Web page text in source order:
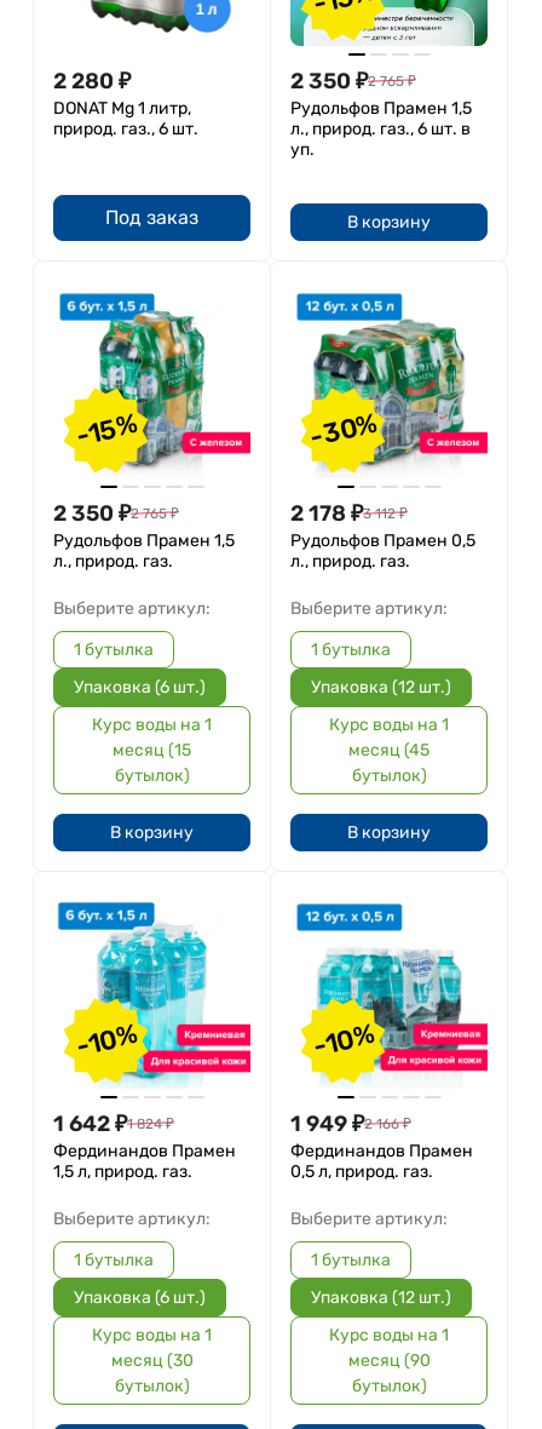
2 280 ₽
DONAT Mg 1 литр,
природ. газ., 6 шт.
Под заказ
2 350 ₽2 765 ₽
Рудольфов Прамен 1,5
л., природ. газ., 6 шт. в
уп.
В корзину
-15%
2 350 ₽2 765 ₽
Рудольфов Прамен 1,5
л., природ. газ.
Выберите артикул:
1 бутылка
Упаковка (6 шт.)
Курс воды на 1
месяц (15
бутылок)
В корзину
-30%
2 178 ₽3 112 ₽
Рудольфов Прамен 0,5
л., природ. газ.
Выберите артикул:
1 бутылка
Упаковка (12 шт.)
Курс воды на 1
месяц (45
бутылок)
В корзину
-10%
1 642₽1 824 ₽
Фердинандов Прамен
1,5 л, природ. газ.
Выберите артикул:
1 бутылка
Упаковка (6 шт.)
Курс воды на 1
месяц (30
бутылок)
-10%
1 949₽2 166 ₽
Фердинандов Прамен
0,5 л, природ. газ.
Выберите артикул:
1 бутылка
Упаковка (12 шт.)
Курс воды на 1
месяц (90
бутылок)